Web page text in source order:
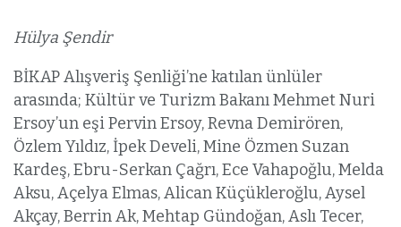
Hülya Şendir
BİKAP Alışveriş Şenliği’ne katılan ünlüler
arasında; Kültür ve Turizm Bakanı Mehmet Nuri
Ersoy’un eşi Pervin Ersoy, Revna Demirören,
Özlem Yıldız, İpek Develi, Mine Özmen Suzan
Kardeş, Ebru-Serkan Çağrı, Ece Vahapoğlu, Melda
Aksu, Açelya Elmas, Alican Küçükleroğlu, Aysel
Akçay, Berrin Ak, Mehtap Gündoğan, Aslı Tecer,